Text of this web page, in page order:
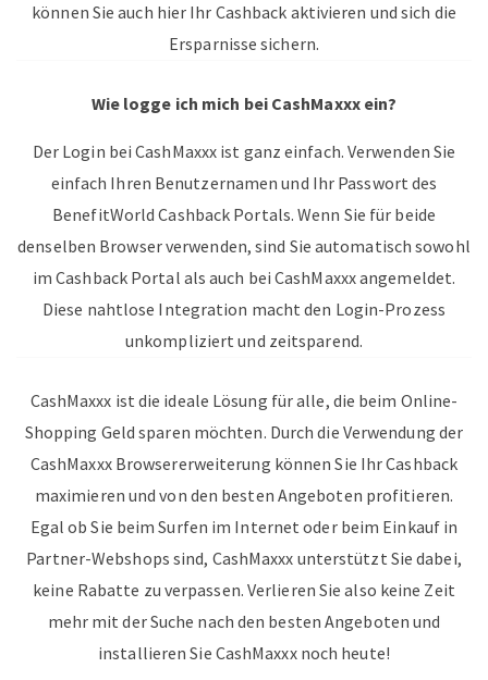
können Sie auch hier Ihr Cashback aktivieren und sich die
Ersparnisse sichern.
Wie logge ich mich bei CashMaxxx ein?
Der Login bei CashMaxxx ist ganz einfach. Verwenden Sie
einfach Ihren Benutzernamen und Ihr Passwort des
BenefitWorld Cashback Portals. Wenn Sie für beide
denselben Browser verwenden, sind Sie automatisch sowohl
im Cashback Portal als auch bei CashMaxxx angemeldet.
Diese nahtlose Integration macht den Login-Prozess
unkompliziert und zeitsparend.
CashMaxxx ist die ideale Lösung für alle, die beim Online-
Shopping Geld sparen möchten. Durch die Verwendung der
CashMaxxx Browsererweiterung können Sie Ihr Cashback
maximieren und von den besten Angeboten profitieren.
Egal ob Sie beim Surfen im Internet oder beim Einkauf in
Partner-Webshops sind, CashMaxxx unterstützt Sie dabei,
keine Rabatte zu verpassen. Verlieren Sie also keine Zeit
mehr mit der Suche nach den besten Angeboten und
installieren Sie CashMaxxx noch heute!